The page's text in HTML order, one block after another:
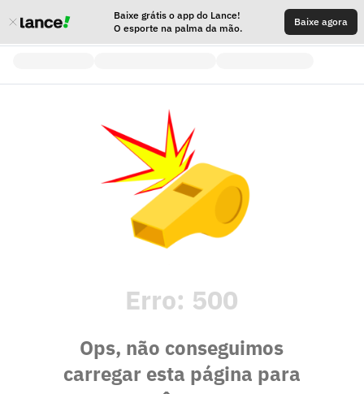
Baixe grátis o app do Lance!
O esporte na palma da mão.
Baixe agora
Erro: 500
Ops, não conseguimos
carregar esta página para